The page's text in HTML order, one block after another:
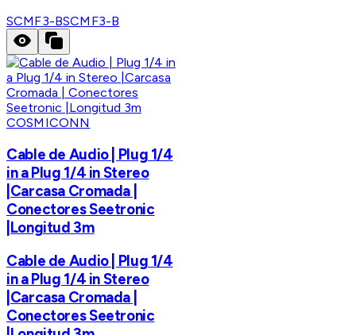
SCMF3-BSCMF3-B
COSMICONN
Cable de Audio | Plug 1/4
in a Plug 1/4 in Stereo
|Carcasa Cromada |
Conectores Seetronic
|Longitud 3m
Cable de Audio | Plug 1/4
in a Plug 1/4 in Stereo
|Carcasa Cromada |
Conectores Seetronic